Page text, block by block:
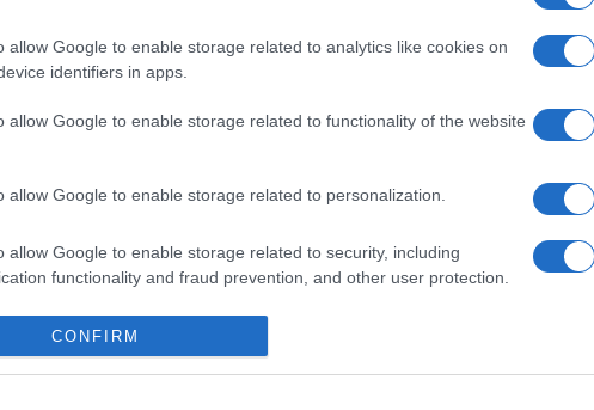
allow Google to enable storage related to analytics like cookies on
identifiers in apps.
allow Google to enable storage related to functionality of the website
allow Google to enable storage related to personalization.
allow Google to enable storage related to security, including
functionality and fraud prevention, and other user protection.
CONFIRM
dopo essere stato nel Paese
ricondurre anche al virus
lo hanno prelevato in biocontenimento,
Trinità di Cagliari per tutti gli
resta molto basso”, dice il ministero
attendere qualche ora prima di sparare il
di scoprire che no, il paziente con